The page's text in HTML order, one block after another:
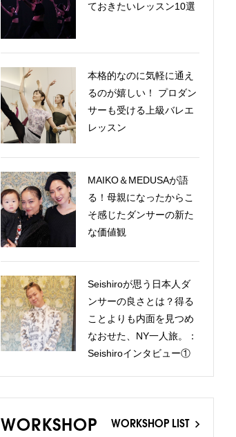
ておきたいレッスン10選
本格的なのに気軽に通え
るのが嬉しい！ プロダン
サーも受ける上級バレエ
レッスン
MAIKO＆MEDUSAが語
る！母親になったからこ
そ感じたダンサーの新た
な価値観
Seishiroが思う日本人ダ
ンサーの良さとは？得る
ことよりも内面を見つめ
なおせた、NY一人旅。：
Seishiroインタビュー①
WORKSHOP WORKSHOP LIST